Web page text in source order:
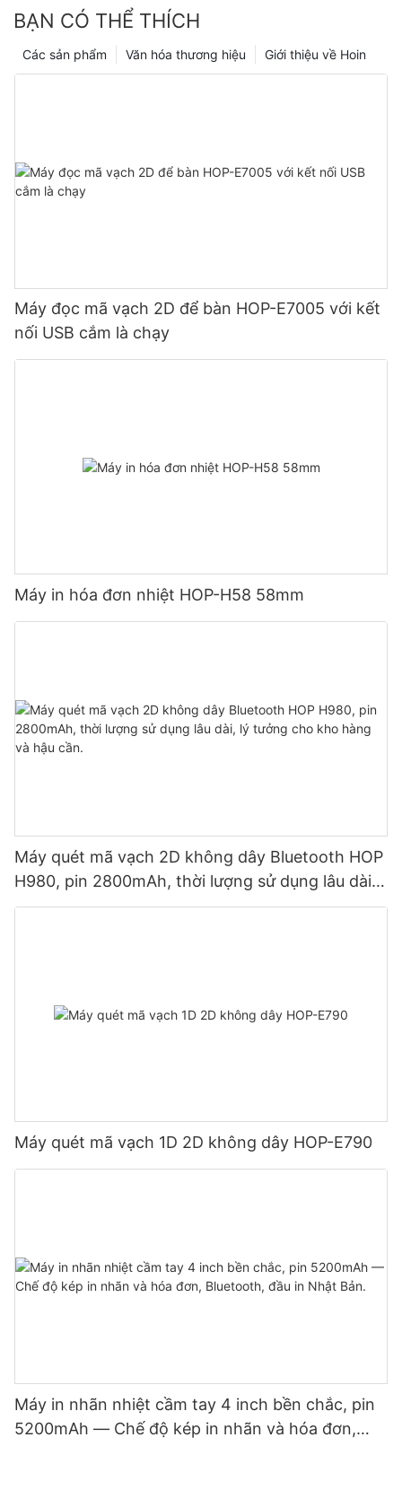
BẠN CÓ THỂ THÍCH
Giới thiệu về Hoin
Văn hóa thương hiệu
Các sản phẩm
Máy đọc mã vạch 2D để bàn HOP-E7005 với kết
nối USB cắm là chạy
Máy in hóa đơn nhiệt HOP-H58 58mm
Máy quét mã vạch 2D không dây Bluetooth HOP
H980, pin 2800mAh, thời lượng sử dụng lâu dài,
lý tưởng cho kho hàng và hậu cần.
Máy quét mã vạch 1D 2D không dây HOP-E790
Máy in nhãn nhiệt cầm tay 4 inch bền chắc, pin
5200mAh — Chế độ kép in nhãn và hóa đơn,